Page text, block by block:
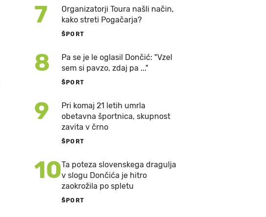
7
Organizatorji Toura našli način,
kako streti Pogačarja?
ŠPORT
8
Pa se je le oglasil Dončić: "Vzel
sem si pavzo, zdaj pa ..."
ŠPORT
9
Pri komaj 21 letih umrla
obetavna športnica, skupnost
zavita v črno
ŠPORT
10Ta poteza slovenskega dragulja
v slogu Dončića je hitro
zaokrožila po spletu
ŠPORT